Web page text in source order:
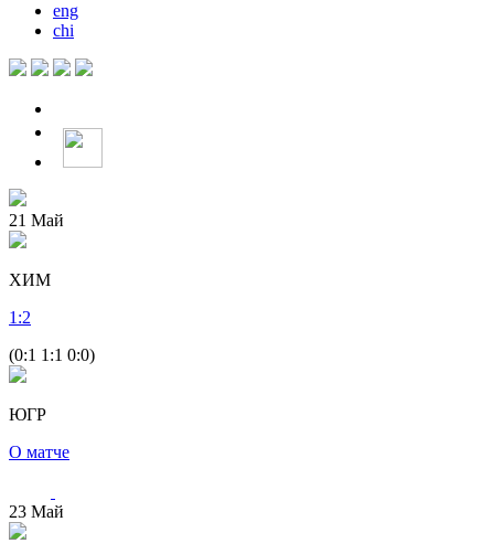
eng
chi
21 Май
ХИМ
1 :2
(0:1 1:1 0:0)
ЮГР
О матче
23 Май